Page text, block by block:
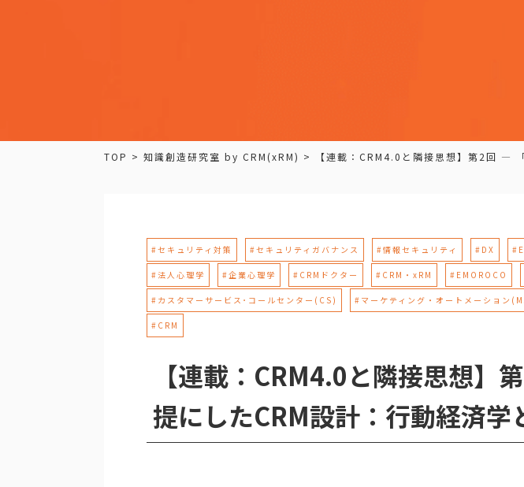
TOP > 知識創造研究室 by CRM(xRM) > 【連載：CRM4.0と隣接思想】第2回 —
#セキュリティ対策 #セキュリティガバナンス #情報セキュリティ #DX
#法人心理学 #企業心理学 #CRMドクター #CRM・xRM #EMOROCO
#カスタマーサービス･コールセンター(CS) #マーケティング・オートメーション
#CRM
【連載：CRM4.0と隣接思想
提にしたCRM設計：行動経済学